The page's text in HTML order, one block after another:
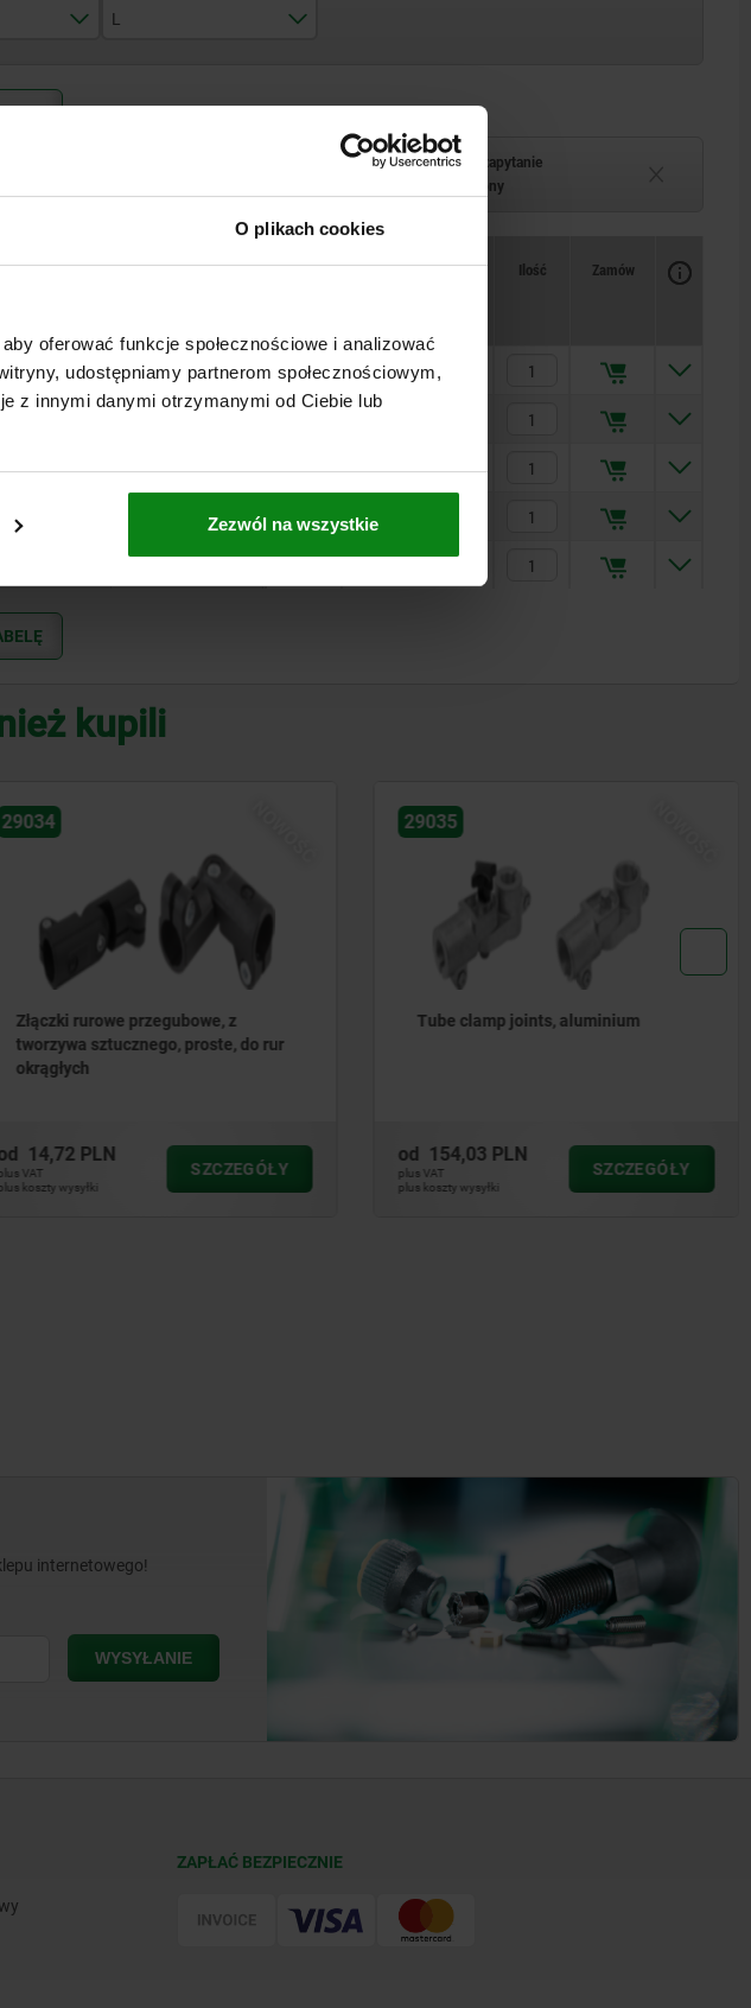
O plikach cookies
oferować funkcje społecznościowe i analizować
udostępniamy partnerom społecznościowym,
z innymi danymi otrzymanymi od Ciebie lub
Zezwól na wszystkie
L
Termin dostawy na zapytanie
Chwilowo niedostępny
CAD
Dostępność
Ilość Zamów
3,6 20 97,45 PLN
5,5 32 153,93 PLN
kupili
29035
Tube clamp joints, aluminium
od154,03 PLN
plus VAT
plus koszty wysyłki
SZCZEGÓŁY
29029
Złączki zaciskowe aluminiowe, z
od69,98 PLN
plus VAT
plus koszty wysyłki
SZCZEGÓŁY
internetowego!
ZAPŁAĆ BEZPIECZNIE